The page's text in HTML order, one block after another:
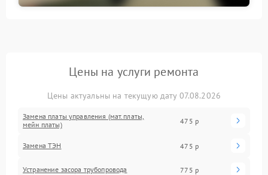
Цены на услуги ремонта
Цены актуальны на текущую дату 07.08.2026
Замена платы управления (мат.платы,
мейн платы)
475 р
Замена ТЭН 475 р
Устранение засора трубопровода 775 р